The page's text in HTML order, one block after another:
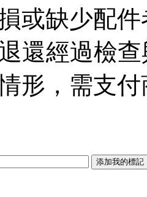
或缺少配
還經過檢
形，需支